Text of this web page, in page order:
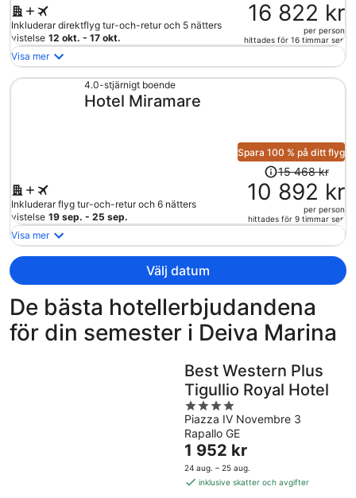
Inkluderar direktflyg tur-och-retur och 5 nätters
vistelse 12 okt. - 17 okt.
var
24
096 kr
är
person
16 822 kr
per person
hittades för 16 timmar sen
Visa mer
4.0-stjärnigt boende
Hotel Miramare
Spara 100 % på ditt flyg
Inkluderar flyg tur-och-retur och 6 nätters
vistelse 19 sep. - 25 sep.
Priset
var
15
468 kr
är
892 kr
per
person
15 468 kr
10 892 kr
per person
hittades för 9 timmar sen
Visa mer
Välj datum
De bästa hotellerbjudandena
för din semester i Deiva Marina
Best Western Plus
Tigullio Royal Hotel
4
out
of
5
Piazza IV Novembre 3
Rapallo GE
Priset
är
1 952 kr
1 952 kr
24 aug. – 25 aug.
inklusive skatter och avgifter